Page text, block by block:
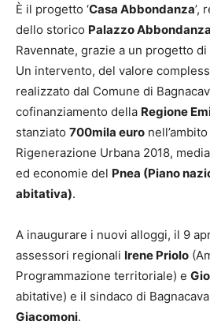
È il progetto ‘Casa Abbondanza’,
dello storico Palazzo
Ravennate, grazie a un progetto di
Un intervento, del valore
realizzato dal Comune di
cofinanziamento della Regione
stanziato 700mila euro
Rigenerazione Urbana 2018,
ed economie del Pnea (Piano
abitativa).
A inaugurare i nuovi alloggi, il 9
assessori regionali Irene Priolo
Programmazione territoriale) e
abitative) e il sindaco di
Giacomoni.